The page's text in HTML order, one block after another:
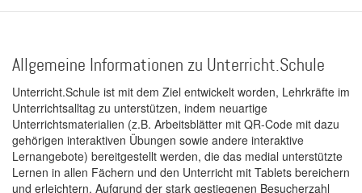
Allgemeine Informationen zu Unterricht.Schule
Unterricht.Schule ist mit dem Ziel entwickelt worden, Lehrkräfte im
Unterrichtsalltag zu unterstützen, indem neuartige
Unterrichtsmaterialien (z.B. Arbeitsblätter mit QR-Code mit dazu
gehörigen interaktiven Übungen sowie andere interaktive
Lernangebote) bereitgestellt werden, die das medial unterstützte
Lernen in allen Fächern und den Unterricht mit Tablets bereichern
und erleichtern. Aufgrund der stark gestiegenen Besucherzahl